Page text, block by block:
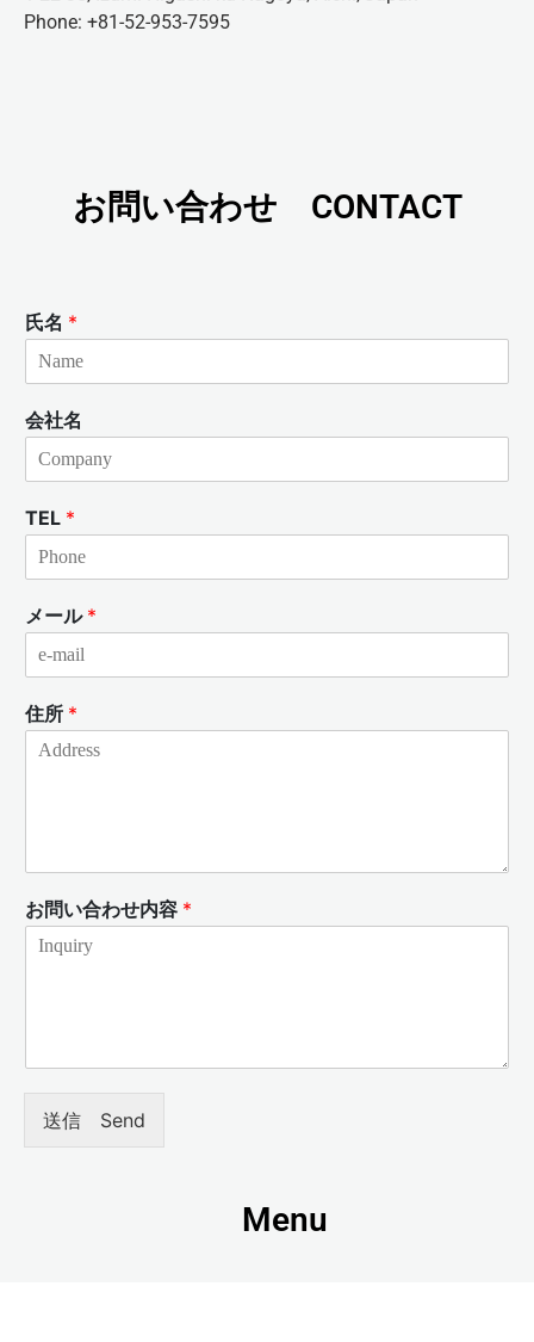
Phone: +81-52-953-7595
お問い合わせ CONTACT
氏名 *
会社名
TEL *
メール *
住所 *
お問い合わせ内容 *
送信 Send
Menu